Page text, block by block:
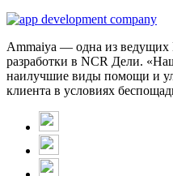
Ammaiya — одна из ведущих
разработки в NCR Дели.
наилучшие виды помощи и
клиента в условиях